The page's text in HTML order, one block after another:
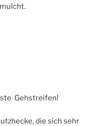
Gehstreifen!
die sich sehr